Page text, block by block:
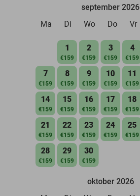
september 2026
Ma
Di Wo Do Vr
1
€159
2
€159
3
€159
4
€159
7
€159
8
€159
9
€159
10
€159
11
€159
14
€159
15
€159
16
€159
17
€159
18
€159
21
€159
22
€159
23
€159
24
€159
25
€159
28
€159
29
€159
30
€159
oktober 2026